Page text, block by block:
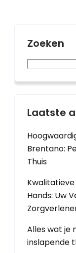
Zoeken
Laatste
Brentano:
Thuis
Hands: Uw
Alles wat je
inslapende